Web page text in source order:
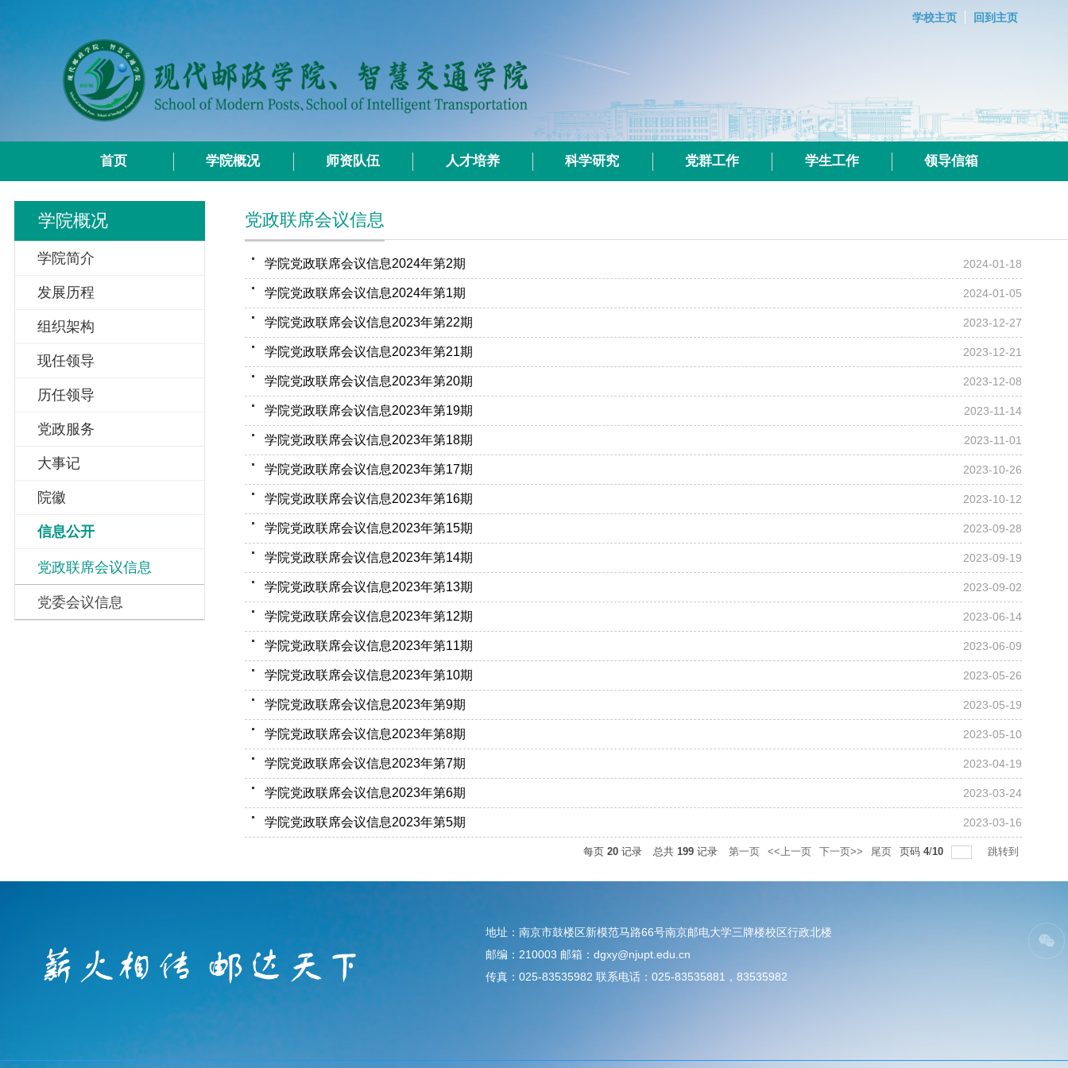
学校主页 回到主页
首页 学院概况 师资队伍 人才培养 科学研究 党群工作 学生工作 领导信箱
学院概况
学院简介
发展历程
组织架构
现任领导
历任领导
党政服务
大事记
院徽
信息公开
党政联席会议信息
党委会议信息
党政联席会议信息
学院党政联席会议信息2024年第2期 2024-01-18
学院党政联席会议信息2024年第1期 2024-01-05
学院党政联席会议信息2023年第22期 2023-12-27
学院党政联席会议信息2023年第21期 2023-12-21
学院党政联席会议信息2023年第20期 2023-12-08
学院党政联席会议信息2023年第19期 2023-11-14
学院党政联席会议信息2023年第18期 2023-11-01
学院党政联席会议信息2023年第17期 2023-10-26
学院党政联席会议信息2023年第16期 2023-10-12
学院党政联席会议信息2023年第15期 2023-09-28
学院党政联席会议信息2023年第14期 2023-09-19
学院党政联席会议信息2023年第13期 2023-09-02
学院党政联席会议信息2023年第12期 2023-06-14
学院党政联席会议信息2023年第11期 2023-06-09
学院党政联席会议信息2023年第10期 2023-05-26
学院党政联席会议信息2023年第9期 2023-05-19
学院党政联席会议信息2023年第8期 2023-05-10
学院党政联席会议信息2023年第7期 2023-04-19
学院党政联席会议信息2023年第6期 2023-03-24
学院党政联席会议信息2023年第5期 2023-03-16
每页 20 记录 总共 199 记录 第一页 <<上一页 下一页>> 尾页 页码 4/10 跳转到
地址：南京市鼓楼区新模范马路66号南京邮电大学三牌楼校区行政北楼
邮编：210003 邮箱：dgxy@njupt.edu.cn
传真：025-83535982 联系电话：025-83535881，83535982